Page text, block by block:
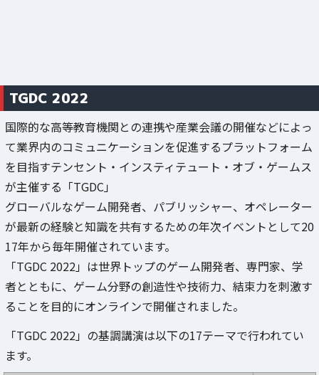
TGDC 2022
国際的な高等教育機関との連携や産業会議の開催などによっ
て業界内のコミュニケーションを促進するプラットフォーム
を目指すテンセント・インスティテュート・オブ・ゲームス
が主催する「TGDC」
グローバルなゲーム開発者、パブリッシャー、オペレーター
が最新の経験と知識を共有するための年次イベントとして20
17年から毎年開催されています。
「TGDC 2022」は世界トップのゲーム開発者、専門家、学
者とともに、ゲーム分野の創造性や技術力、結束力を刺激す
ることを目的にオンラインで開催されました。
「TGDC 2022」の基調講演は以下の17テーマで行われてい
ます。